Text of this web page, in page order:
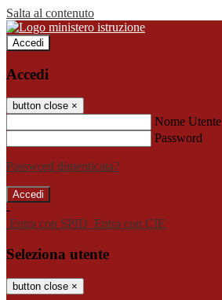
Salta al contenuto
Accedi
Accedi
button close ×
Nome Utente
Password
Password dimenticata?
-
Entra con SPID Entra con CIE
Seleziona utente
button close ×